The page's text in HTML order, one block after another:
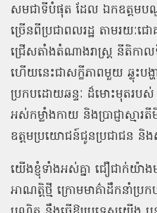
សមជាទីបំផុត ដែល ឯកឧត្តមប
ច្រើនពីប្រជាពលរដ្ឋ តាមរយៈជ
ជ្រើសតាំងតំណាងរាស្រ្ត នីតិកាល
ហើយនេះជាសក្ខីភាពមួយ ឆ្លុះបង្
ប្រកបដោយឆន្ទៈ ដ៏មោះមុតរប
អស់កម្លាំងកាយ និងប្រាជ្ញាស្មា
ឧត្តមប្រយោជន៍ជូនប្រជាជន និង
យើងខ្ញុំទាំងអស់គ្នា ជឿជាក់យ៉ាងមុ
អាណត្តិថ្មី ក្រោមមាគ៌ាដឹកនាំ